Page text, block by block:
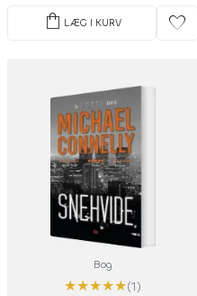
shopping_bag LÆG I KURV favorite
Bog
★★★★★(1)